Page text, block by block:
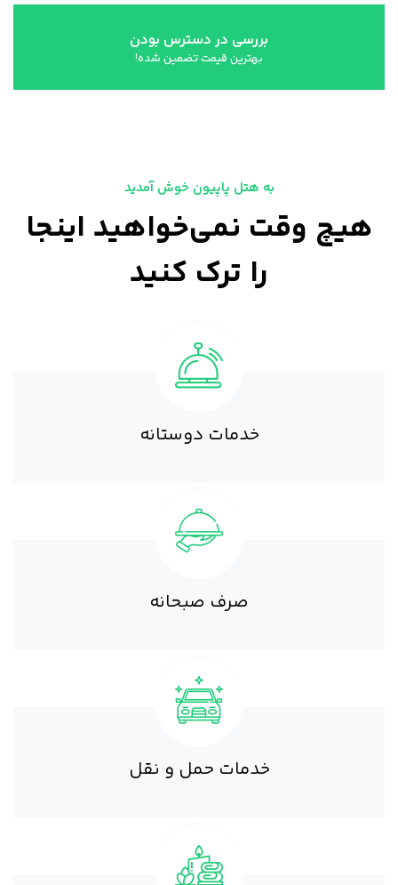
بررسی در دسترس بودن
بهترین قیمت تضمین شده!
به هتل پاپیون خوش آمدید
هیچ وقت نمی‌خواهید اینجا
را ترک کنید
خدمات دوستانه
صرف صبحانه
خدمات حمل و نقل